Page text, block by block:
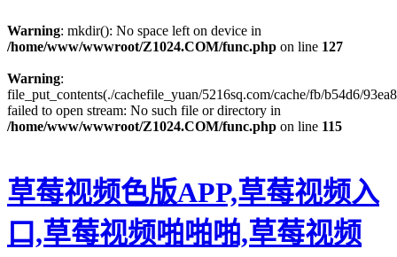
Warning: mkdir(): No space left on device in
/home/www/wwwroot/Z1024.COM/func.php on line 127
Warning:
file_put_contents(./cachefile_yuan/5216sq.com/cache/fb/b54d6/
failed to open stream: No such file or directory in
/home/www/wwwroot/Z1024.COM/func.php on line 115
草莓视频色版APP,草莓视频入
口,草莓视频啪啪啪,草莓视频